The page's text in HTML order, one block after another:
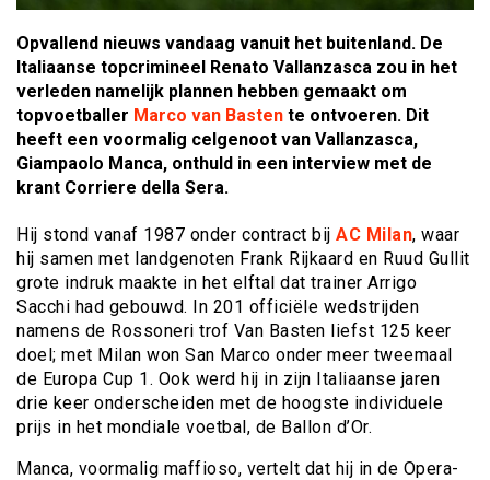
Opvallend nieuws vandaag vanuit het buitenland. De
Italiaanse topcrimineel Renato Vallanzasca zou in het
verleden namelijk plannen hebben gemaakt om
topvoetballer Marco van Basten te ontvoeren. Dit
heeft een voormalig celgenoot van Vallanzasca,
Giampaolo Manca, onthuld in een interview met de
krant Corriere della Sera.
Hij stond vanaf 1987 onder contract bij AC Milan, waar
hij samen met landgenoten Frank Rijkaard en Ruud Gullit
grote indruk maakte in het elftal dat trainer Arrigo
Sacchi had gebouwd. In 201 officiële wedstrijden
namens de Rossoneri trof Van Basten liefst 125 keer
doel; met Milan won San Marco onder meer tweemaal
de Europa Cup 1. Ook werd hij in zijn Italiaanse jaren
drie keer onderscheiden met de hoogste individuele
prijs in het mondiale voetbal, de Ballon d’Or.
Manca, voormalig maffioso, vertelt dat hij in de Opera-